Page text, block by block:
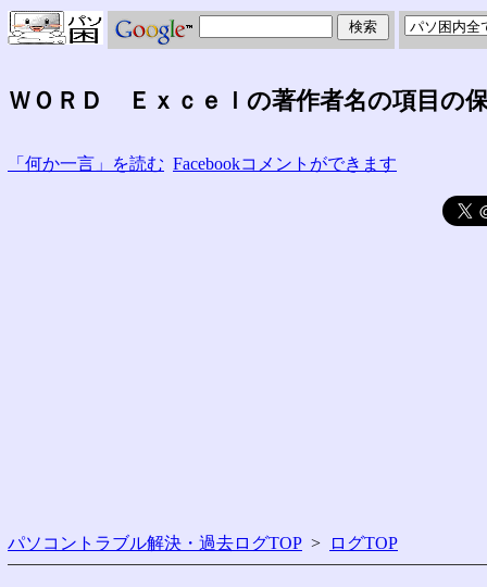
ＷＯＲＤ Ｅｘｃｅｌの著作者名の項目の
「何か一言」を読む Facebookコメントができます
パソコントラブル解決・過去ログTOP > ログTOP